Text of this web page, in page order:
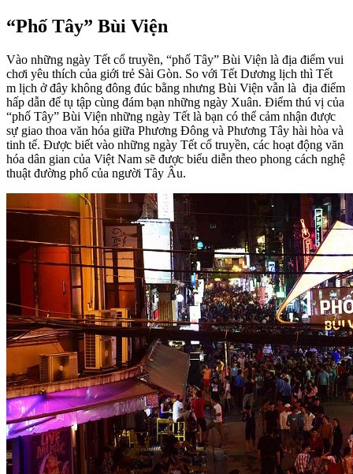
“Phố Tây” Bùi Viện
Vào những ngày Tết cổ truyền, “phố Tây” Bùi Viện là địa điểm vui
chơi yêu thích của giới trẻ Sài Gòn. So với Tết Dương lịch thì Tết
m lịch ở đây không đông đúc bằng nhưng Bùi Viện vẫn là địa điểm
hấp dẫn để tụ tập cùng đám bạn những ngày Xuân. Điểm thú vị của
“phố Tây” Bùi Viện những ngày Tết là bạn có thể cảm nhận được
sự giao thoa văn hóa giữa Phương Đông và Phương Tây hài hòa và
tinh tế. Được biết vào những ngày Tết cổ truyền, các hoạt động văn
hóa dân gian của Việt Nam sẽ được biểu diễn theo phong cách nghệ
thuật đường phố của người Tây Âu.